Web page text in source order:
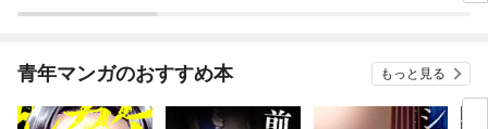
青年マンガのおすすめ本 もっと見る